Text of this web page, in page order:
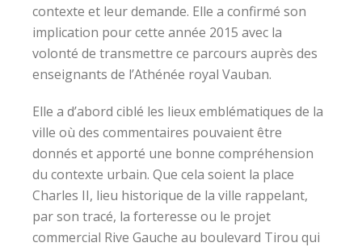
contexte et leur demande. Elle a confirmé son
implication pour cette année 2015 avec la
volonté de transmettre ce parcours auprès des
enseignants de l’Athénée royal Vauban.
Elle a d’abord ciblé les lieux emblématiques de la
ville où des commentaires pouvaient être
donnés et apporté une bonne compréhension
du contexte urbain. Que cela soient la place
Charles II, lieu historique de la ville rappelant,
par son tracé, la forteresse ou le projet
commercial Rive Gauche au boulevard Tirou qui